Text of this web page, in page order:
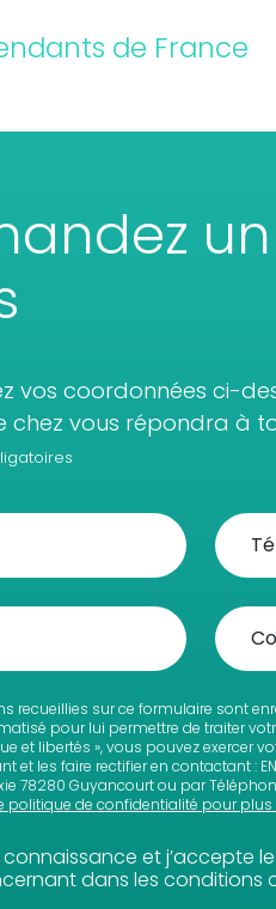
de France
vos coordonnées ci-
chez vous répondra à
recueillies sur ce formulaire sont
pour lui permettre de traiter
et libertés », vous pouvez exercer
et les faire rectifier en contactant :
78280 Guyancourt ou par Téléphone
politique de confidentialité pour
connaissance et j’accepte le
dans les conditions